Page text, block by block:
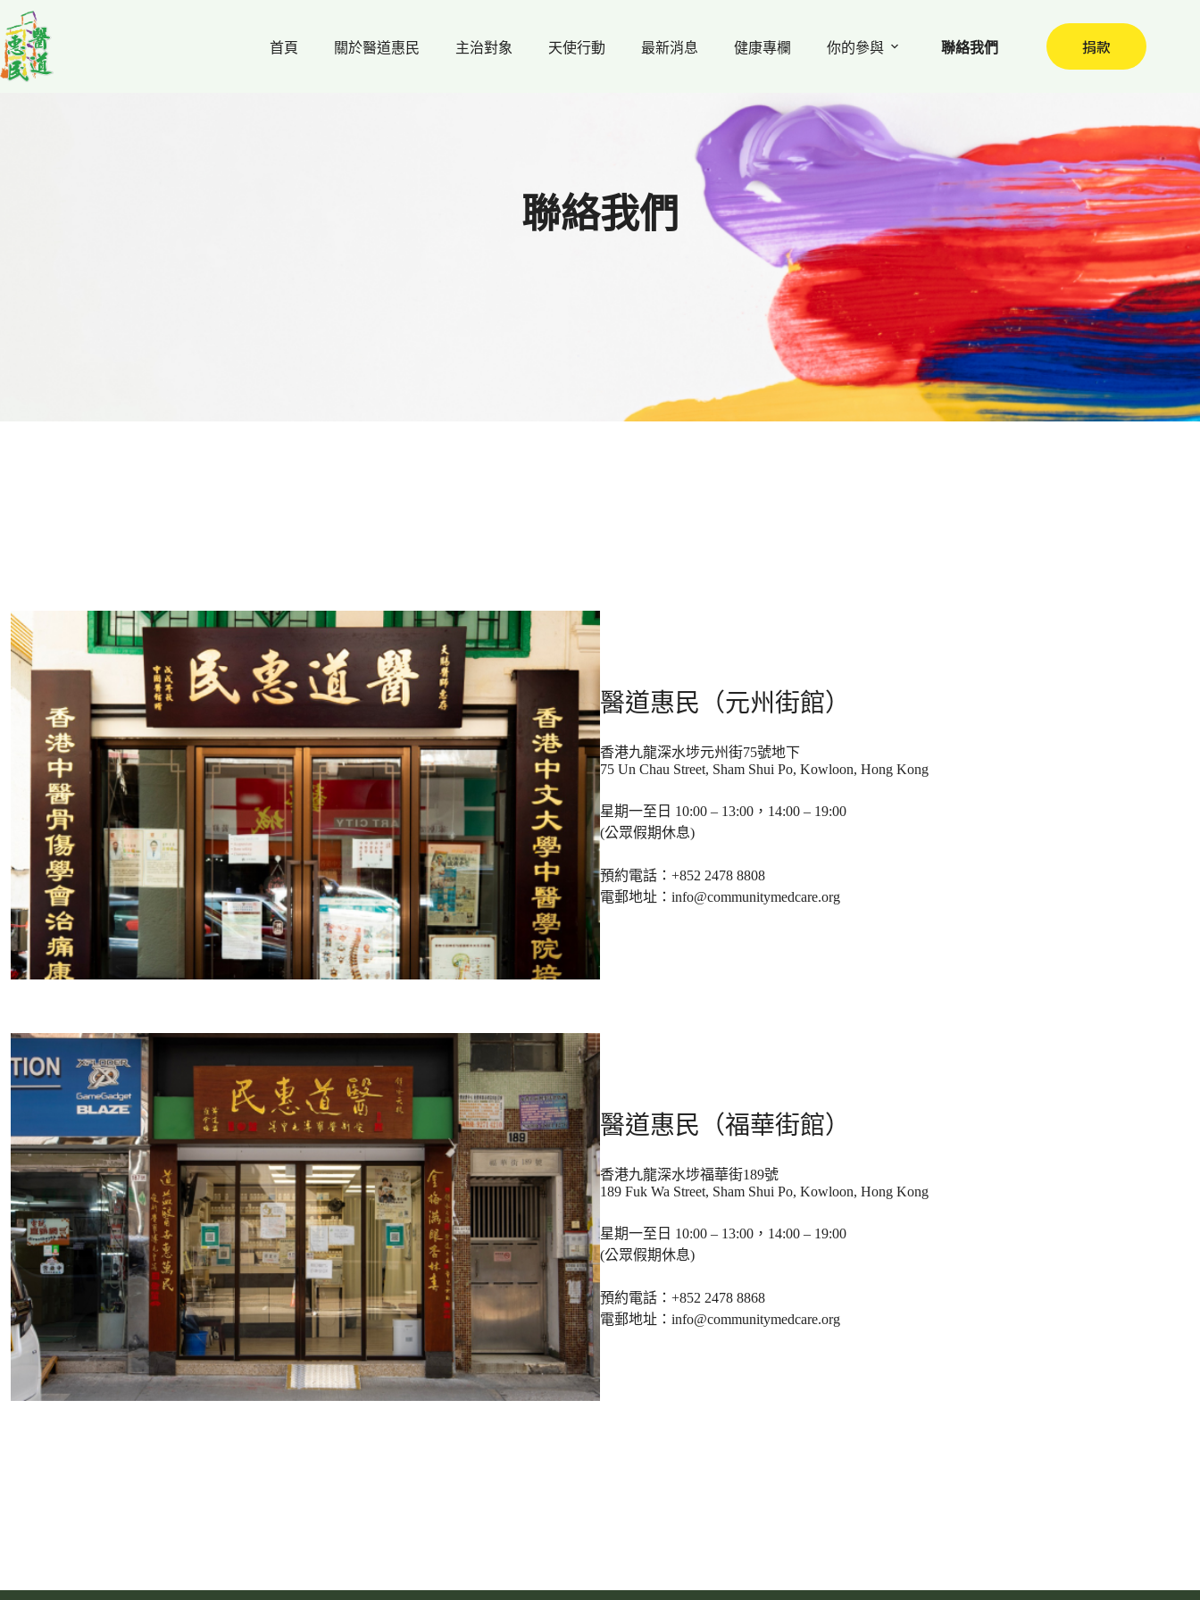
至
主
要
首頁 關於醫道惠民 主治對象 天使行動 最新消息 健康專欄 你的參與 聯絡我們 捐款
聯絡我們
醫道惠民（元州街館）
香港九龍深水埗元州街75號地下
75 Un Chau Street, Sham Shui Po, Kowloon, Hong Kong
星期一至日 10:00 – 13:00，14:00 – 19:00
(公眾假期休息)
預約電話：+852 2478 8808
電郵地址：info@communitymedcare.org
醫道惠民（福華街館）
香港九龍深水埗福華街189號
189 Fuk Wa Street, Sham Shui Po, Kowloon, Hong Kong
星期一至日 10:00 – 13:00，14:00 – 19:00
(公眾假期休息)
預約電話：+852 2478 8868
電郵地址：info@communitymedcare.org